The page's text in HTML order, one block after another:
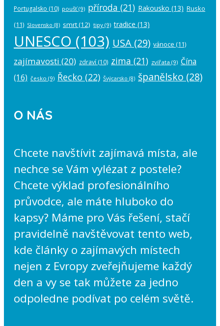
Portugalsko (10) poušť(9) příroda (21) Rakousko (13) Rusko
(11) Slovensko (8) smrt(12) tipy (9) tradice (13)
UNESCO (103) USA (29) vánoce (11)
zajímavosti (20) zdraví (10) zima (21) zvířata (9) Čína
(16) česko (9) Řecko (22) Švýcarsko (8) španělsko (28)
O NÁS
Chcete navštívit zajímavá místa, ale
nechce se Vám vylézat z postele?
Chcete výklad profesionálního
průvodce, ale máte hluboko do
kapsy? Máme pro Vás řešení, stačí
pravidelně navštěvovat tento web,
kde články o zajímavých místech
nejen z Evropy zveřejňujeme každý
den a vy se tak můžete za jedno
odpoledne podívat po celém světě.